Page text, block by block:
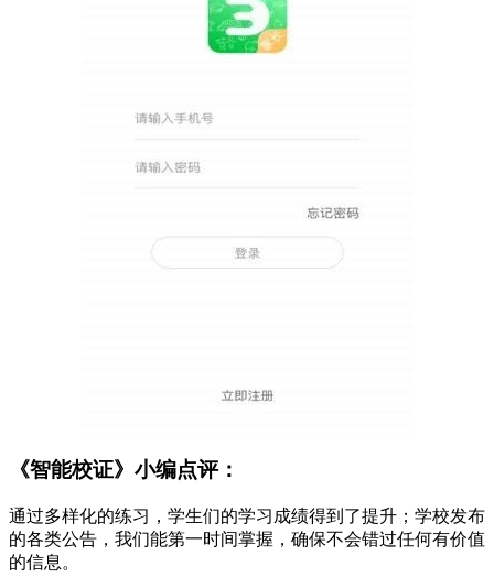
《智能校证》小编点评：
通过多样化的练习，学生们的学习成绩得到了提升；学校发布
的各类公告，我们能第一时间掌握，确保不会错过任何有价值
的信息。